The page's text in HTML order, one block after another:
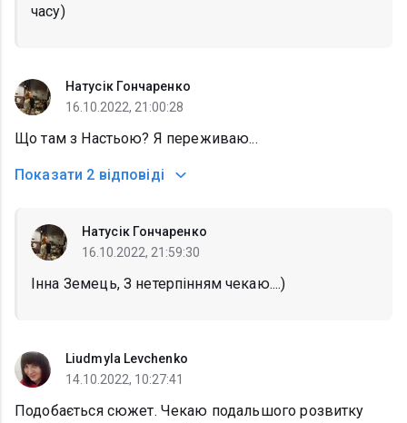
часу)
Натусік Гончаренко
16.10.2022, 21:00:28
Що там з Настьою? Я переживаю...
Показати 2 відповіді
Натусік Гончаренко
16.10.2022, 21:59:30
Інна Земець, З нетерпінням чекаю....)
Liudmyla Levchenko
14.10.2022, 10:27:41
Подобається сюжет. Чекаю подальшого розвитку